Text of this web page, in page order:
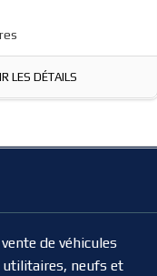
LES DÉTAILS
de véhicules
neufs et